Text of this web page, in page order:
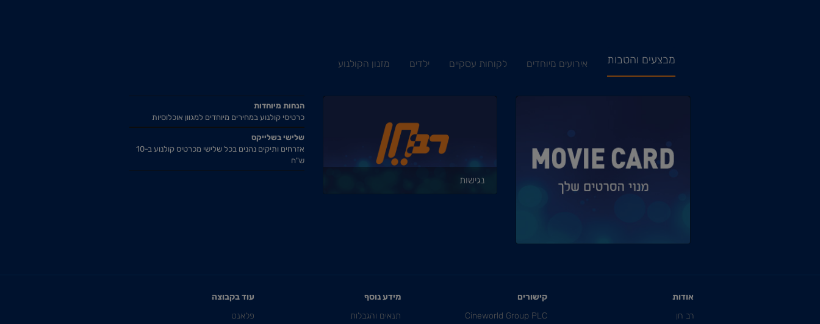
מבצעים והטבות אירועים מיוחדים לקוחות עסקיים ילדים מזנון הקולנוע
נגישות
הנחות מיוחדות
כרטיסי קולנוע במחירים מיוחדים למגוון אוכלוסיות
שלישי בשלייקס
אזרחים ותיקים נהנים בכל שלישי מכרטיס קולנוע ב-10
ש"ח
אודות
רב חן
קישורים
Cineworld Group PLC
מידע נוסף
תנאים והגבלות
עוד בקבוצה
פלאנט